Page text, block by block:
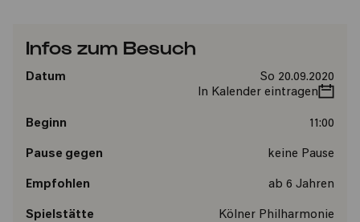
Infos zum Besuch
Datum
So 20.09.2020
In Kalender eintragen
Beginn 11:00
Pause gegen keine Pause
Empfohlen ab 6 Jahren
Spielstätte Kölner Philharmonie